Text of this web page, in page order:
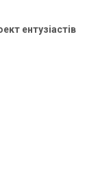
ентузіастів